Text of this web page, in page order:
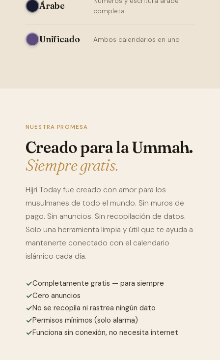
Árabe
completa
Unificado Ambos calendarios en uno
NUESTRA PROMESA
Creado para la Ummah.
Siempre gratis.
Hijri Today fue creado con amor para los
musulmanes de todo el mundo. Sin muros de
pago. Sin anuncios. Sin recopilación de datos.
Solo una herramienta limpia y útil que te ayuda a
mantenerte conectado con el calendario
islámico cada día.
✓Completamente gratis — para siempre
✓Cero anuncios
✓No se recopila ni rastrea ningún dato
✓Permisos mínimos (solo alarma)
✓Funciona sin conexión, no necesita internet